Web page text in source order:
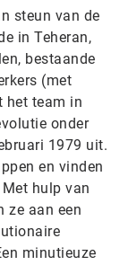
steun van de
in Teheran,
bestaande
(met
het team in
onder
1979 uit.
en vinden
hulp van
ze aan een
minutieuze